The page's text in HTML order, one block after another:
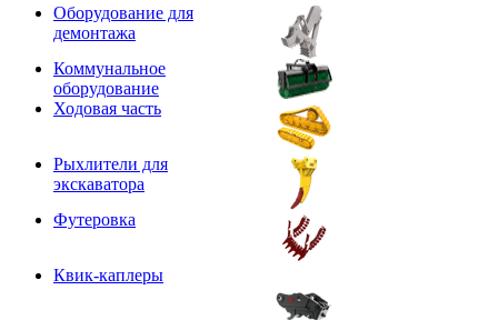
Оборудование для
демонтажа
Коммунальное
оборудование
Ходовая часть
Рыхлители для
экскаватора
Футеровка
Квик-каплеры